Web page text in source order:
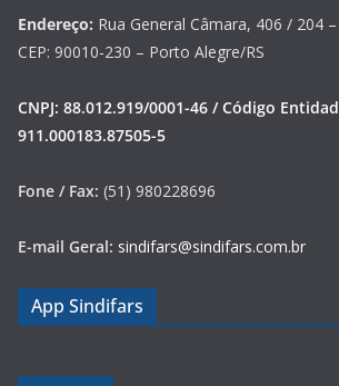
Endereço: Rua General Câmara, 406 / 204
CEP: 90010-230 – Porto Alegre/RS
CNPJ: 88.012.919/0001-46 / Código
911.000183.87505-5
Fone / Fax: (51) 980228696
E-mail Geral: sindifars@sindifars.com.br
App Sindifars